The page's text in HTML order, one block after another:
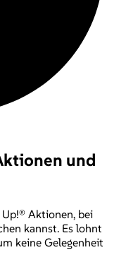
und
Aktionen, bei
kannst. Es lohnt
keine Gelegenheit